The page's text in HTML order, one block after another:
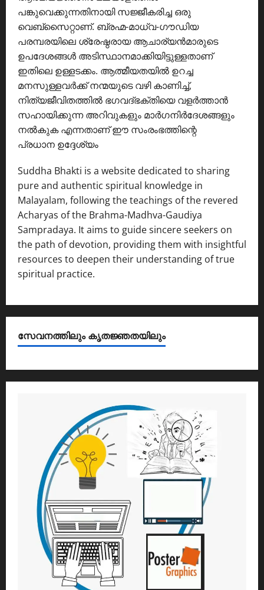
പങ്കുവെക്കുന്നതിനായി സജ്ജീകരിച്ച ഒരു
വെബ്സൈറ്റാണ്. ബ്രഹ്മ-മാധ്വ-ഗൗഡിയ
പരമ്പരയിലെ ശ്രേഷ്ഠരായ ആചാര്യൻമാരുടെ
ഉപദേശങ്ങൾ അടിസ്ഥാനമാക്കിയിട്ടുള്ളതാണ്
ഇതിലെ ഉള്ളടക്കം. ആത്മീയതയിൽ ഉറച്ച
മനസുള്ളവർക്ക് നന്മയുടെ വഴി കാണിച്ച്,
നിത്യജീവിതത്തിൽ ഭഗവദ്ഭക്തിയെ വളർത്താൻ
സഹായിക്കുന്ന അറിവുകളും മാർഗനിർദേശങ്ങളും
നൽകുക എന്നതാണ് ഈ സംരംഭത്തിന്റെ
പ്രധാന ഉദ്ദേശ്യം
Suddha Bhakti is a website dedicated to sharing
pure and authentic spiritual knowledge in
Malayalam, following the teachings of the revered
Acharyas of the Brahma-Madhva-Gaudiya
Sampradaya. It aims to guide sincere seekers on
the path of devotion, providing them with insightful
resources to deepen their understanding of true
spiritual practice.
സേവനത്തിലും കൃതജ്ഞതയിലും